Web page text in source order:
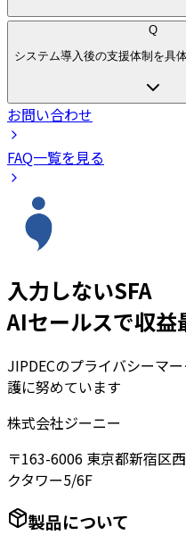
Q
システム導入後の支援体制を具
お問い合わせ
FAQ一覧を見る
入力しないSFA
AIセールスで収益
JIPDECのプライバシーマ
護に努めています
株式会社ジーニー
〒163-6006 東京都新宿区
クタワー5/6F
製品について